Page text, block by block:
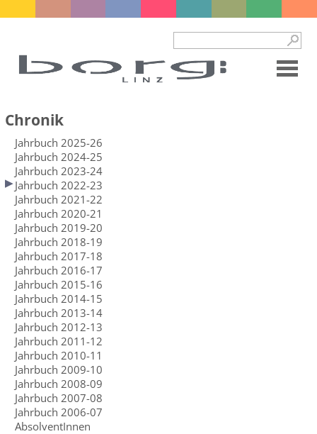
Chronik
Jahrbuch 2025-26
Jahrbuch 2024-25
Jahrbuch 2023-24
Jahrbuch 2022-23
Jahrbuch 2021-22
Jahrbuch 2020-21
Jahrbuch 2019-20
Jahrbuch 2018-19
Jahrbuch 2017-18
Jahrbuch 2016-17
Jahrbuch 2015-16
Jahrbuch 2014-15
Jahrbuch 2013-14
Jahrbuch 2012-13
Jahrbuch 2011-12
Jahrbuch 2010-11
Jahrbuch 2009-10
Jahrbuch 2008-09
Jahrbuch 2007-08
Jahrbuch 2006-07
AbsolventInnen